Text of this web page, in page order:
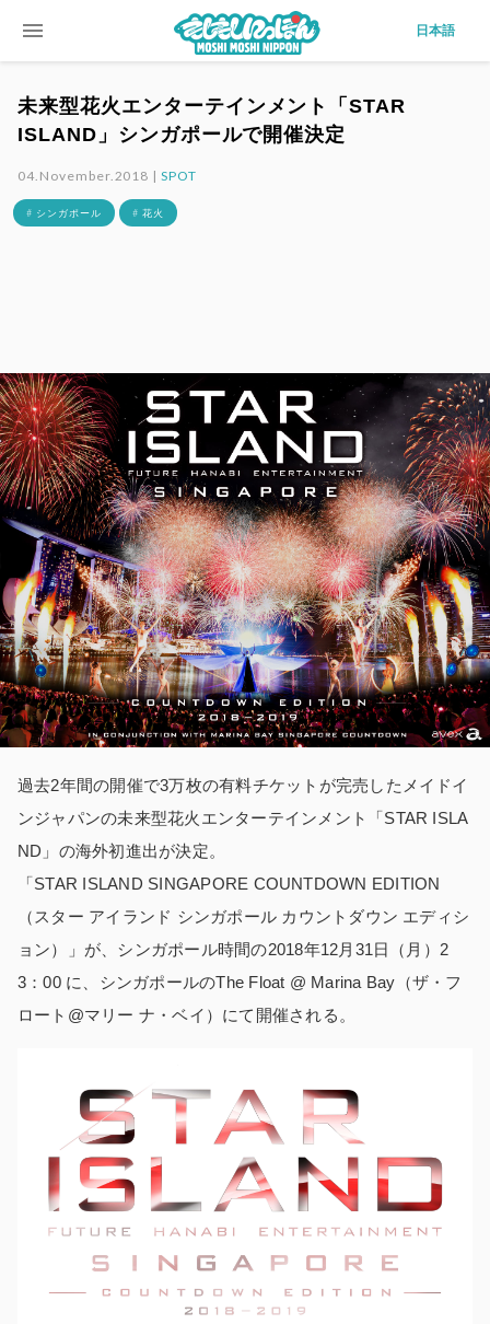
menu 日本語
未来型花火エンターテインメント「STAR
ISLAND」シンガポールで開催決定
04.November.2018 |SPOT
# シンガポール # 花火
過去2年間の開催で3万枚の有料チケットが完売したメイドイ
ンジャパンの未来型花火エンターテインメント「STAR ISLA
ND」の海外初進出が決定。
「STAR ISLAND SINGAPORE COUNTDOWN EDITION
（スター アイランド シンガポール カウントダウン エディシ
ョン）」が、シンガポール時間の2018年12月31日（月）2
3：00 に、シンガポールのThe Float @ Marina Bay（ザ・フ
ロート@マリー ナ・ベイ）にて開催される。